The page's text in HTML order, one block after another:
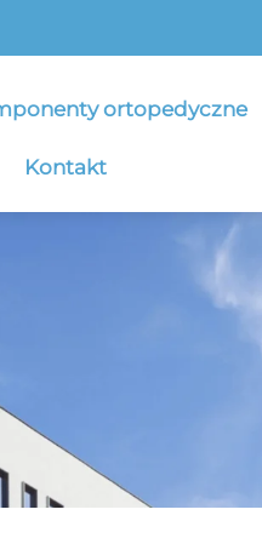
ortopedyczne
Kontakt